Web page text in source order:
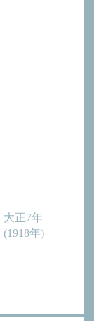
大正7年
(1918年)